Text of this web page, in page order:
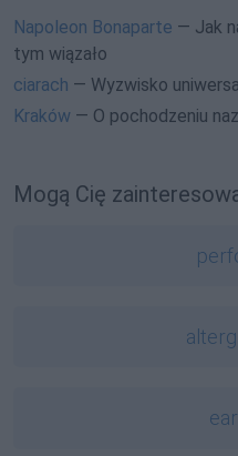
Napoleon Bonaparte — Jak
tym wiązało
ciarach — Wyzwisko
Kraków — O pochodzeniu
Mogą Cię